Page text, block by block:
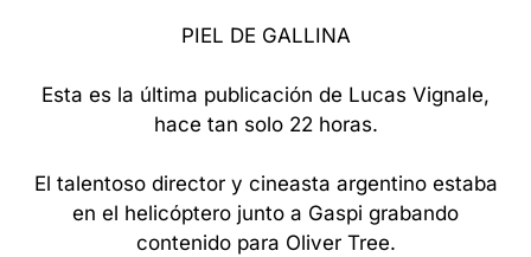
PIEL DE GALLINA
Esta es la última publicación de Lucas Vignale,
hace tan solo 22 horas.
El talentoso director y cineasta argentino estaba
en el helicóptero junto a Gaspi grabando
contenido para Oliver Tree.